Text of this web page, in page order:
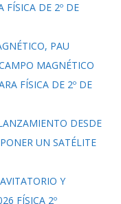
FÍSICA DE 2º DE
PAU
MAGNÉTICO
FÍSICA DE 2º DE
DESDE
UN SATÉLITE
Y
FÍSICA 2º